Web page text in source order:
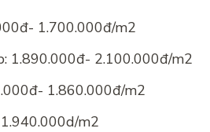
1.700.000đ/m2
1.890.000đ- 2.100.000đ/m2
1.860.000đ/m2
m2